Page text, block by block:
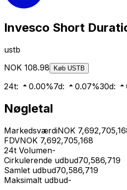
Invesco Short
ustb
NOK 108.98 Køb USTB
24t: 0.00%7d: 0.07%30d:
Nøgletal
MarkedsværdiNOK
FDVNOK 7,692,705,168
24t Volumen-
Cirkulerende udbud70,586,719
Samlet udbud70,586,719
Maksimalt udbud-